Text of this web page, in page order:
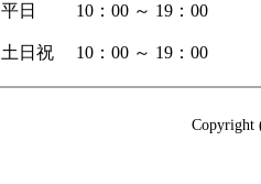
平日 10：00 ～ 19：00
土日祝 10：00 ～ 19：00
Copyright